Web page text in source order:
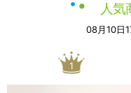
人気
08月10日
1